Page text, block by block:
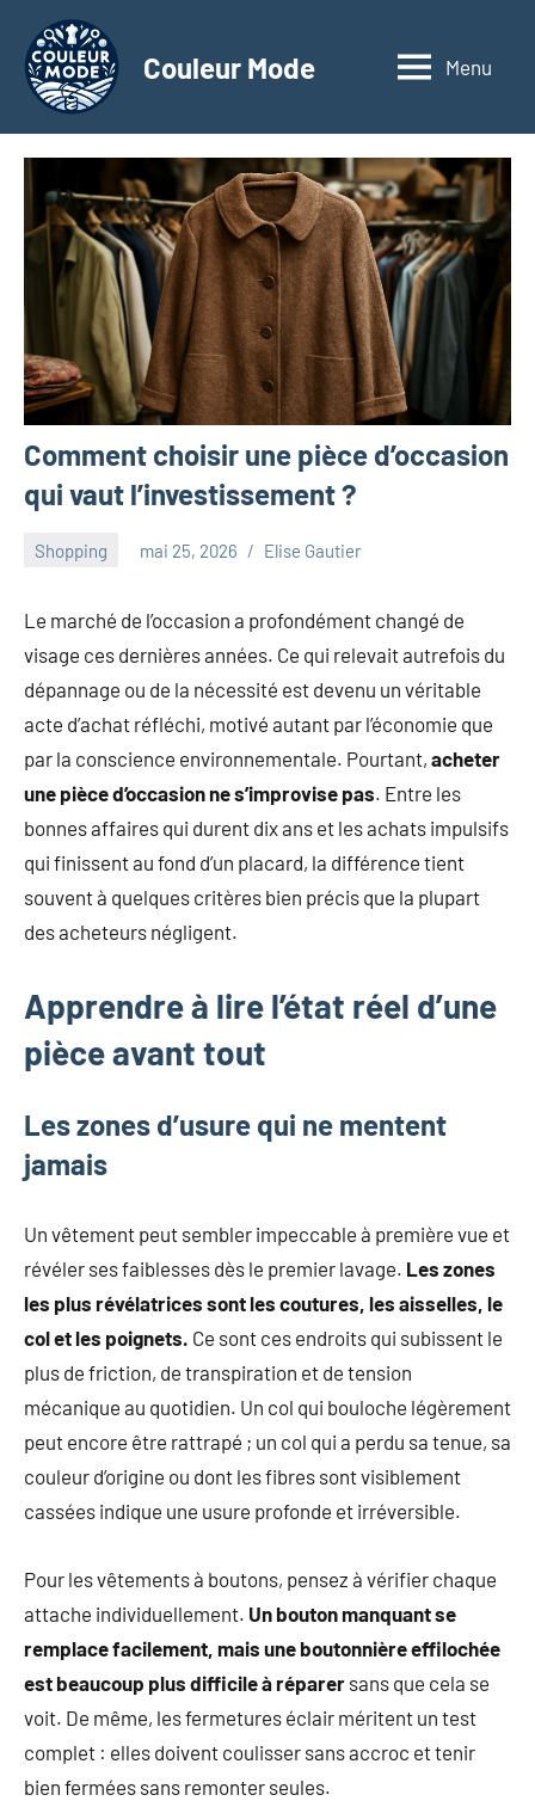
contenu
Couleur Mode
Explorez
monde
textiles
d'affaires
à
travers
nos
articles
dédiés
aux
matériaux
innovants,
à
l'entrepreneuriat,
au
recyclage
dans
aux
événements
clés.
Rejoignez-
pour
des
précieux
la
non
féminine
encore.
Menu
Comment choisir une pièce d’occasion
qui vaut l’investissement ?
Shopping mai 25, 2026 Elise Gautier
Le marché de l’occasion a profondément changé de
visage ces dernières années. Ce qui relevait autrefois du
dépannage ou de la nécessité est devenu un véritable
acte d’achat réfléchi, motivé autant par l’économie que
par la conscience environnementale. Pourtant, acheter
une pièce d’occasion ne s’improvise pas. Entre les
bonnes affaires qui durent dix ans et les achats impulsifs
qui finissent au fond d’un placard, la différence tient
souvent à quelques critères bien précis que la plupart
des acheteurs négligent.
Apprendre à lire l’état réel d’une
pièce avant tout
Les zones d’usure qui ne mentent
jamais
Un vêtement peut sembler impeccable à première vue et
révéler ses faiblesses dès le premier lavage. Les zones
les plus révélatrices sont les coutures, les aisselles, le
col et les poignets. Ce sont ces endroits qui subissent le
plus de friction, de transpiration et de tension
mécanique au quotidien. Un col qui bouloche légèrement
peut encore être rattrapé ; un col qui a perdu sa tenue, sa
couleur d’origine ou dont les fibres sont visiblement
cassées indique une usure profonde et irréversible.
Pour les vêtements à boutons, pensez à vérifier chaque
attache individuellement. Un bouton manquant se
remplace facilement, mais une boutonnière effilochée
est beaucoup plus difficile à réparer sans que cela se
voit. De même, les fermetures éclair méritent un test
complet : elles doivent coulisser sans accroc et tenir
bien fermées sans remonter seules.